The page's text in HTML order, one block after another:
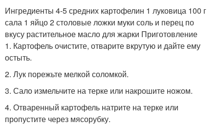
Ингредиенты 4-5 средних картофелин 1 луковица 100 г
сала 1 яйцо 2 столовые ложки муки соль и перец по
вкусу растительное масло для жарки Приготовление
1. Картофель очистите, отварите вкрутую и дайте ему
остыть.
2. Лук порежьте мелкой соломкой.
3. Сало измельчите на терке или накрошите ножом.
4. Отваренный картофель натрите на терке или
пропустите через мясорубку.